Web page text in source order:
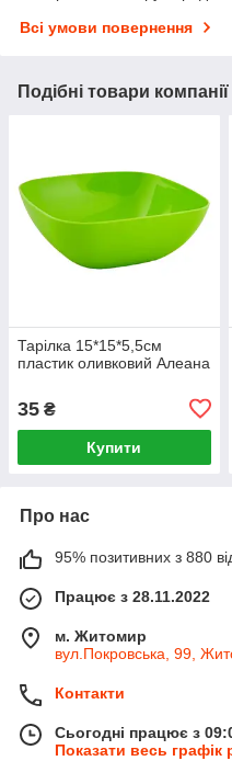
Всі умови повернення
Подібні товари компанії
Тарілка 15*15*5,5см
пластик оливковий Алеана
35 ₴
Купити
Про нас
95% позитивних з 880
Працює з 28.11.2022
м. Житомир
вул.Покровська, 99,
Контакти
Сьогодні працює з
Показати весь графік